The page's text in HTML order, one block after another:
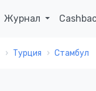
Журнал
Турция Стамбул